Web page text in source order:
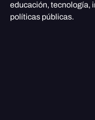
educación, tecnología,
políticas públicas.